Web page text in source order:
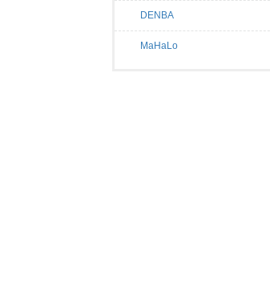
DENBA
MaHaLo